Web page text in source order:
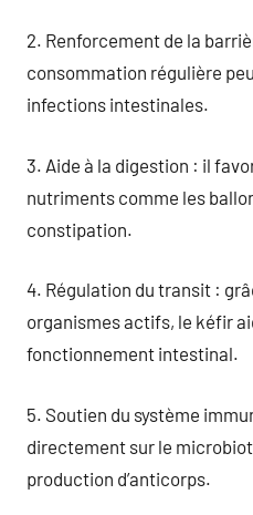
2. Renforcement de la
consommation régulière
infections intestinales.
3. Aide à la digestion : il
nutriments comme les
constipation.
4. Régulation du transit :
organismes actifs, le kéfir
fonctionnement intestinal.
5. Soutien du système
directement sur le
production d’anticorps.